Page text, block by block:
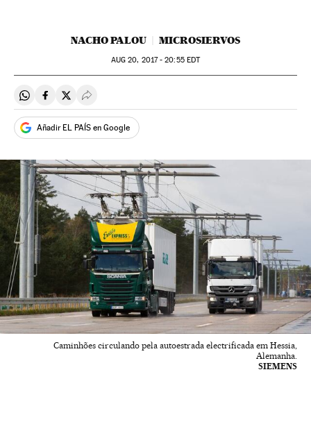
NACHO PALOU MICROSIERVOS
AUG 20, 2017 - 20:55EDT
Compartir en Whatsapp
Compartir en Facebook
Compartir en Twitter
Desplegar Redes Sociales
Añadir EL PAÍS en Google
Caminhões circulando pela autoestrada electrificada em Hessia,
Alemanha.
SIEMENS